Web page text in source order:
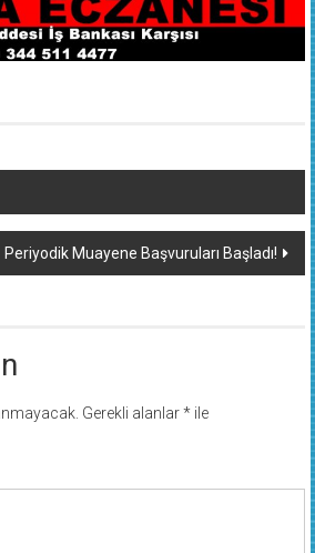
Periyodik Muayene Başvuruları Başladı!
Gerekli alanlar*ile